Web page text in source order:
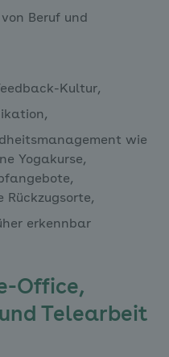
Beruf und
Kultur,
wie
Yogakurse,
Rückzugsorte,
erkennbar
Office,
Telearbeit